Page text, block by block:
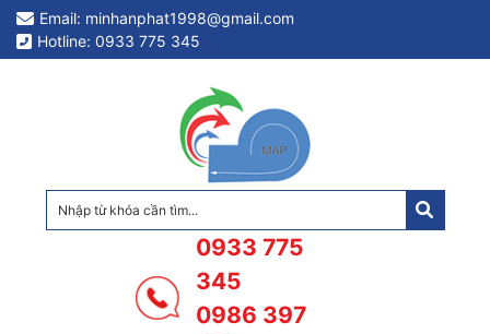
Email: minhanphat1998@gmail.com
Hotline: 0933 775 345
0933 775
345
0986 397